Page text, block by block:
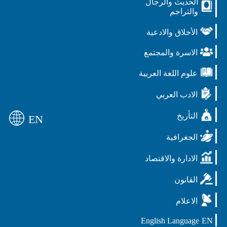
الحديث والرجال
والتراجم
الأخلاق والادعية
الاسرة والمجتمع
علوم اللغة العربية
الادب العربي
التأريخ
الجغرافية
الادارة والاقتصاد
القانون
الاعلام
EN
English Language
EN